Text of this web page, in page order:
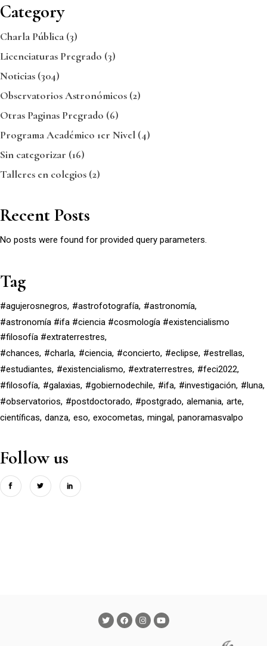
Category
Charla Pública (3)
Licenciaturas Pregrado (3)
Noticias (304)
Observatorios Astronómicos (2)
Otras Paginas Pregrado (6)
Programa Académico 1er Nivel (4)
Sin categorizar (16)
Talleres en colegios (2)
Recent Posts
No posts were found for provided query parameters.
Tag
#agujerosnegros #astrofotografía #astronomía
#astronomía #ifa #ciencia #cosmología #existencialismo
#filosofía #extraterrestres
#chances #charla #ciencia #concierto #eclipse #estrellas
#estudiantes #existencialismo #extraterrestres #feci2022
#filosofía #galaxias #gobiernodechile #ifa #investigación #luna
#observatorios #postdoctorado #postgrado alemania arte
científicas danza eso exocometas mingal panoramasvalpo
Follow us